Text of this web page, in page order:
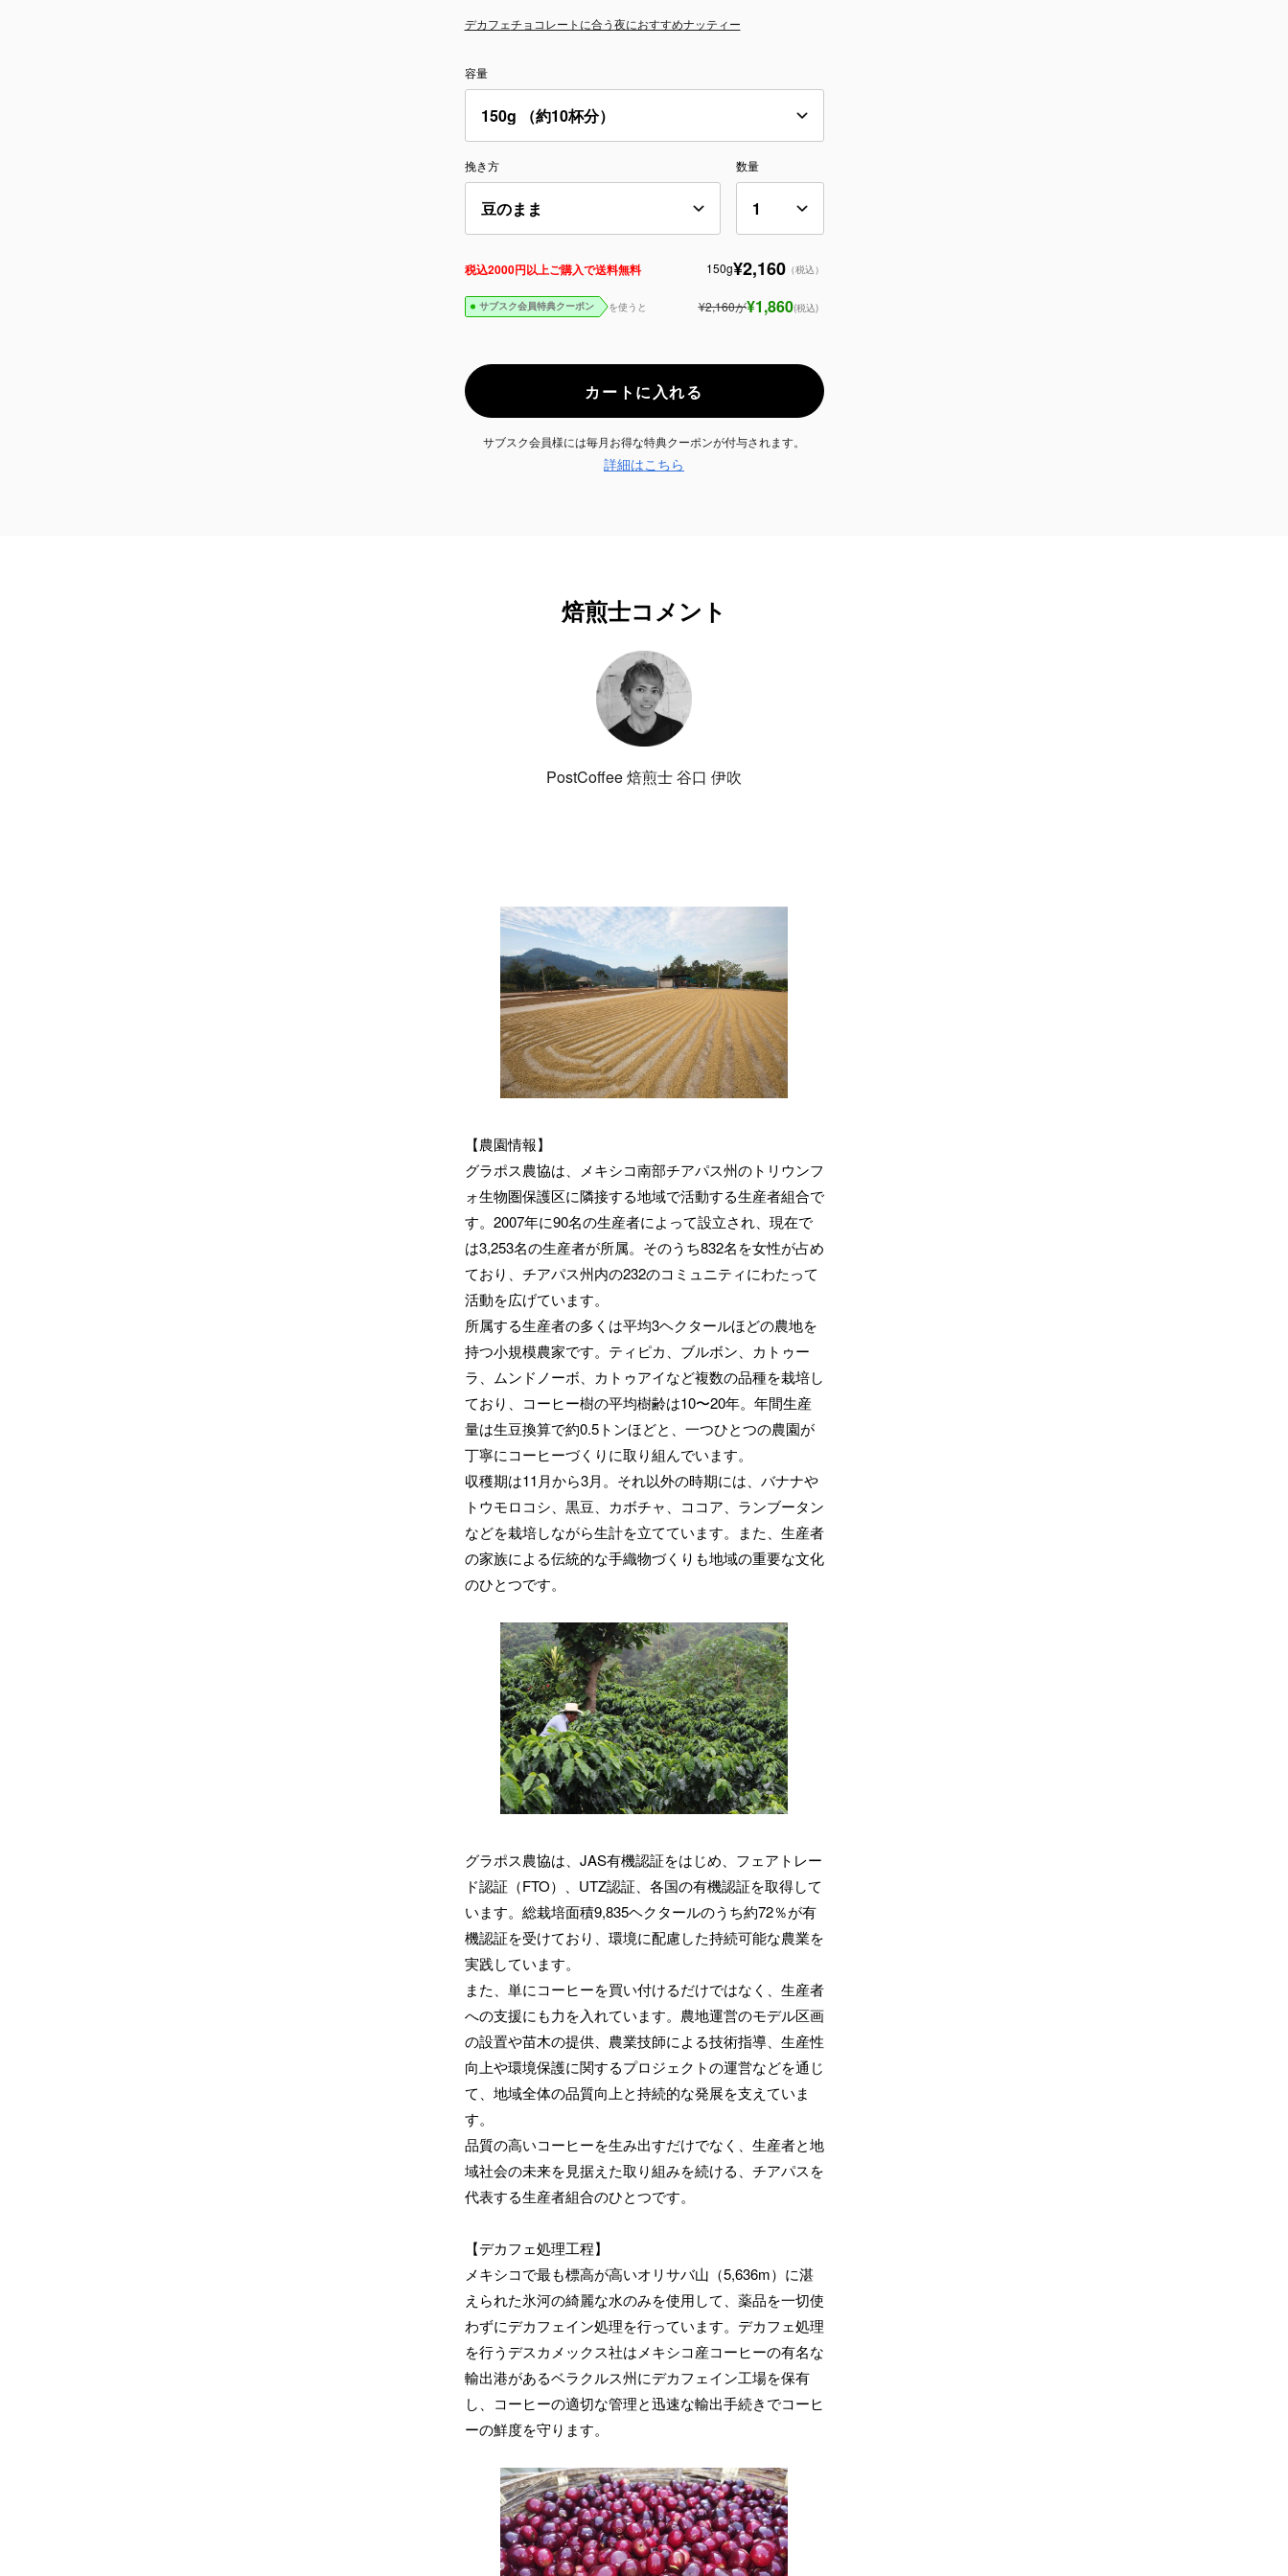
デカフェチョコレートに合う夜におすすめナッティー
容量
挽き方 数量
税込2000円以上ご購入で送料無料 150g¥2,160（税込）
サブスク会員特典クーポン を使うと ¥2,160が¥1,860(税込)
カートに入れる
サブスク会員様には毎月お得な特典クーポンが付与されます。
詳細はこちら
焙煎士コメント
PostCoffee 焙煎士 谷口 伊吹
【農園情報】
グラポス農協は、メキシコ南部チアパス州のトリウンフ
ォ生物圏保護区に隣接する地域で活動する生産者組合で
す。2007年に90名の生産者によって設立され、現在で
は3,253名の生産者が所属。そのうち832名を女性が占め
ており、チアパス州内の232のコミュニティにわたって
活動を広げています。
所属する生産者の多くは平均3ヘクタールほどの農地を
持つ小規模農家です。ティピカ、ブルボン、カトゥー
ラ、ムンドノーボ、カトゥアイなど複数の品種を栽培し
ており、コーヒー樹の平均樹齢は10〜20年。年間生産
量は生豆換算で約0.5トンほどと、一つひとつの農園が
丁寧にコーヒーづくりに取り組んでいます。
収穫期は11月から3月。それ以外の時期には、バナナや
トウモロコシ、黒豆、カボチャ、ココア、ランブータン
などを栽培しながら生計を立てています。また、生産者
の家族による伝統的な手織物づくりも地域の重要な文化
のひとつです。
グラポス農協は、JAS有機認証をはじめ、フェアトレー
ド認証（FTO）、UTZ認証、各国の有機認証を取得して
います。総栽培面積9,835ヘクタールのうち約72％が有
機認証を受けており、環境に配慮した持続可能な農業を
実践しています。
また、単にコーヒーを買い付けるだけではなく、生産者
への支援にも力を入れています。農地運営のモデル区画
の設置や苗木の提供、農業技師による技術指導、生産性
向上や環境保護に関するプロジェクトの運営などを通じ
て、地域全体の品質向上と持続的な発展を支えていま
す。
品質の高いコーヒーを生み出すだけでなく、生産者と地
域社会の未来を見据えた取り組みを続ける、チアパスを
代表する生産者組合のひとつです。
【デカフェ処理工程】
メキシコで最も標高が高いオリサバ山（5,636m）に湛
えられた氷河の綺麗な水のみを使用して、薬品を一切使
わずにデカフェイン処理を行っています。デカフェ処理
を行うデスカメックス社はメキシコ産コーヒーの有名な
輸出港があるベラクルス州にデカフェイン工場を保有
し、コーヒーの適切な管理と迅速な輸出手続きでコーヒ
ーの鮮度を守ります。